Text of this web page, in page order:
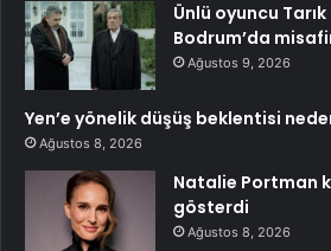
Ünlü oyuncu
Bodrum’da
Ağustos 9, 2026
Yen’e yönelik düşüş beklentisi
Ağustos 8, 2026
Natalie Portman
gösterdi
Ağustos 8, 2026